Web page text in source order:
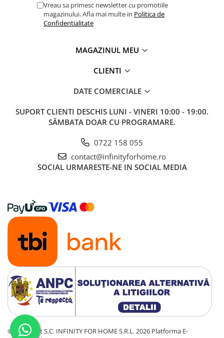
Vreau sa primesc newsletter cu promotiile
magazinului. Afla mai multe in Politica de
Confidentialitate
MAGAZINUL MEU
CLIENTI
DATE COMERCIALE
SUPORT CLIENTI DESCHIS LUNI - VINERI 10:00 - 19:00.
SÂMBATA DOAR CU PROGRAMARE.
0722 158 055
contact@infinityforhome.ro
SOCIAL URMARESTE-NE IN SOCIAL MEDIA
©Copyright S.C. INFINITY FOR HOME S.R.L. 2026 Platforma E-